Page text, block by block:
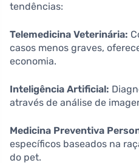
tendências:
Telemedicina Veterinária:
casos menos graves,
economia.
Inteligência Artificial:
através de análise de
Medicina Preventiva
específicos baseados na
do pet.